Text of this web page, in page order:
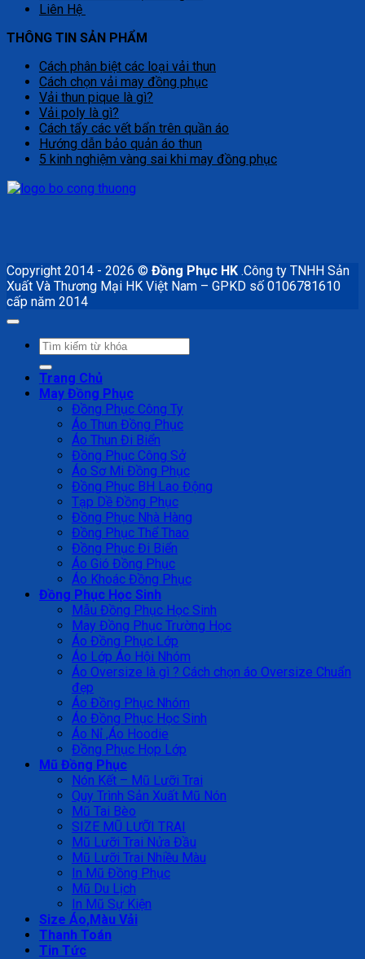
Liên Hệ
THÔNG TIN SẢN PHẨM
Cách phân biệt các loại vải thun
Cách chọn vải may đồng phục
Vải thun pique là gì?
Vải poly là gì?
Cách tẩy các vết bẩn trên quần áo
Hướng dẫn bảo quản áo thun
5 kinh nghiệm vàng sai khi may đồng phục
Copyright 2014 - 2026 © Đồng Phục HK .Công ty TNHH Sản
Xuất Và Thương Mại HK Việt Nam – GPKD số 0106781610
cấp năm 2014
Tìm
kiếm:
Trang Chủ
May Đồng Phục
Đồng Phục Công Ty
Áo Thun Đồng Phục
Áo Thun Đi Biển
Đồng Phục Công Sở
Áo Sơ Mi Đồng Phục
Đồng Phục BH Lao Động
Tạp Dề Đồng Phục
Đồng Phục Nhà Hàng
Đồng Phục Thể Thao
Đồng Phục Đi Biển
Áo Gió Đồng Phục
Áo Khoác Đồng Phục
Đồng Phục Học Sinh
Mẫu Đồng Phục Học Sinh
May Đồng Phục Trường Học
Áo Đồng Phục Lớp
Áo Lớp Áo Hội Nhóm
Áo Oversize là gì ? Cách chọn áo Oversize Chuẩn
đẹp
Áo Đồng Phục Nhóm
Áo Đồng Phục Học Sinh
Áo Nỉ ,Áo Hoodie
Đồng Phục Họp Lớp
Mũ Đồng Phục
Nón Kết – Mũ Lưỡi Trai
Quy Trình Sản Xuất Mũ Nón
Mũ Tai Bèo
SIZE MŨ LƯỠI TRAI
Mũ Lưỡi Trai Nửa Đầu
Mũ Lưỡi Trai Nhiều Màu
In Mũ Đồng Phục
Mũ Du Lịch
In Mũ Sự Kiện
Size Áo,Màu Vải
Thanh Toán
Tin Tức